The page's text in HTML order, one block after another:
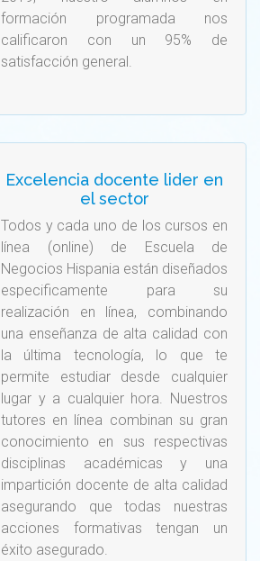
formación programada nos
calificaron con un 95% de
satisfacción general.
Excelencia docente lider en
el sector
Todos y cada uno de los cursos en
línea (online) de Escuela de
Negocios Hispania están diseñados
especificamente para su
realización en línea, combinando
una enseñanza de alta calidad con
la última tecnología, lo que te
permite estudiar desde cualquier
lugar y a cualquier hora. Nuestros
tutores en línea combinan su gran
conocimiento en sus respectivas
disciplinas académicas y una
impartición docente de alta calidad
asegurando que todas nuestras
acciones formativas tengan un
éxito asegurado.